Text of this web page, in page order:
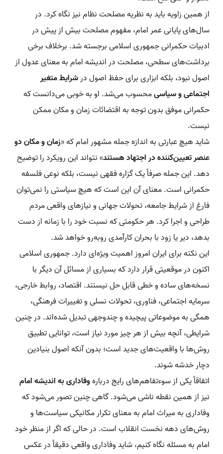
از همین زاویه باید به نظریه مصلحت نظام نیز نگاه کرد. در
سال‌های پایانی عمر امام، مفهوم مصلحت بیش از پیش در
ادبیات حکمرانی جمهوری اسلامی برجسته شد. برخلاف برخی
برداشت‌های سطحی، مصلحت در اندیشه امام به معنای عدول از
اصول نبود، بلکه ابزاری برای حفظ اصول درشرایط متغیر
اجتماعی و سیاسیمحسوب می‌شد. او به خوبی می‌دانست که
حکمرانی موفق بدون توجه به اقتضائات زمان و مکان ممکن
نیست.
شاید هیچ عبارتی به اندازه جمله مشهور امام که «زمان و مکان دو
عنصر تعیین‌کننده در اجتهاد هستند» نتواند این رویکرد را توضیح
دهد. این جمله صرفاً یک گزاره فقهی نیست، بلکه نوعی فلسفه
حکمرانی است. معنای آن این است که هیچ سیاستی را نمی‌توان
فارغ از شرایط جامعه، تحولات جهانی و نیازهای واقعی مردم
طراحی و اجرا کرد. هر حکومتی که نسبت خود را با زمانه از دست
بدهد، دیر یا زود با بحران کارآمدی روبه‌رو خواهد شد.
این نکته برای ایران امروز اهمیت ویژه‌ای دارد. جمهوری اسلامی
اکنون در موقعیتی قرار دارد که بسیاری از مسائل آن دیگر با
نسخه‌های ساده و خطی قابل حل نیستند. اقتصاد، روابط خارجی،
سرمایه اجتماعی، فناوری، تحولات نسلی و تغییرات فرهنگی،
همگی به موضوعاتی پیچیده و چندوجهی تبدیل شده‌اند. در چنین
شرایطی، آنچه بیش از هر چیز مورد نیاز است، توانایی تطبیق
روش‌ها با واقعیت‌های جدید است؛ بدون آنکه اصول بنیادین
دچار خدشه شوند.
اتفاقاً یکی از سوءتفاهم‌های رایج دربارهوفاداری به اندیشه امام
نیز از همین نقطه ناشی می‌شود. گاهی چنین تصور می‌شود که
وفاداری به میراث امام به معنای تکرار مکانیکی سیاست‌ها و
روش‌های دهه نخست انقلاب است. در حالی که اگر از منظر خود
امام به مسئله نگاه کنیم، شاید وفاداری واقعی دقیقاً در عکس